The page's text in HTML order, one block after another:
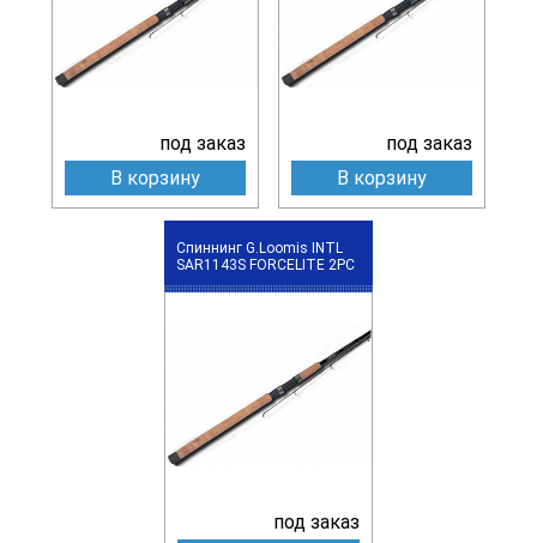
под заказ
В корзину
под заказ
В корзину
Спиннинг G.Loomis INTL
SAR1143S FORCELITE 2PC
под заказ